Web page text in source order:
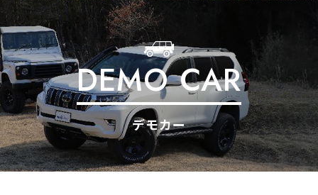
DEMO CAR
デモカー